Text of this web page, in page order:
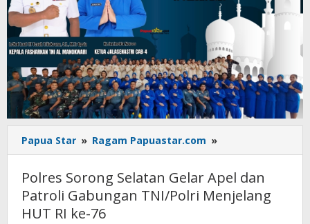
Papua Star » Ragam Papuastar.com »
Sorong
Gelar
Apel
Polres Sorong Selatan Gelar Apel dan
Patroli Gabungan TNI/Polri Menjelang
HUT RI ke-76